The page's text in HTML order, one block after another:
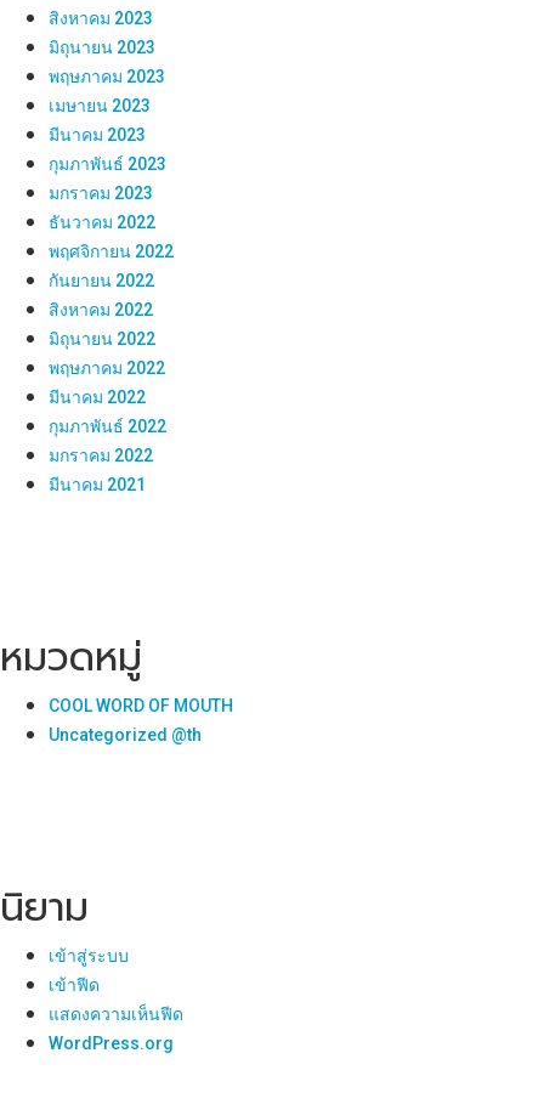
สิงหาคม 2023
มิถุนายน 2023
พฤษภาคม 2023
เมษายน 2023
มีนาคม 2023
กุมภาพันธ์ 2023
มกราคม 2023
ธันวาคม 2022
พฤศจิกายน 2022
กันยายน 2022
สิงหาคม 2022
มิถุนายน 2022
พฤษภาคม 2022
มีนาคม 2022
กุมภาพันธ์ 2022
มกราคม 2022
มีนาคม 2021
หมวดหมู่
COOL WORD OF MOUTH
Uncategorized @th
นิยาม
เข้าสู่ระบบ
เข้าฟีด
แสดงความเห็นฟีด
WordPress.org